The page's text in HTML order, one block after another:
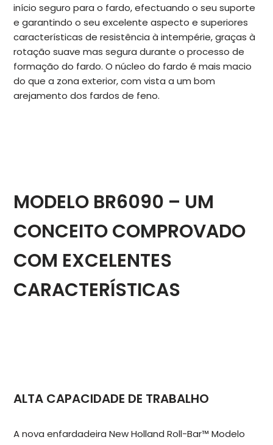
início seguro para o fardo, efectuando o seu suporte
e garantindo o seu excelente aspecto e superiores
características de resistência à intempérie, graças à
rotação suave mas segura durante o processo de
formação do fardo. O núcleo do fardo é mais macio
do que a zona exterior, com vista a um bom
arejamento dos fardos de feno.
MODELO BR6090 – UM
CONCEITO COMPROVADO
COM EXCELENTES
CARACTERÍSTICAS
ALTA CAPACIDADE DE TRABALHO
A nova enfardadeira New Holland Roll-Bar™ Modelo